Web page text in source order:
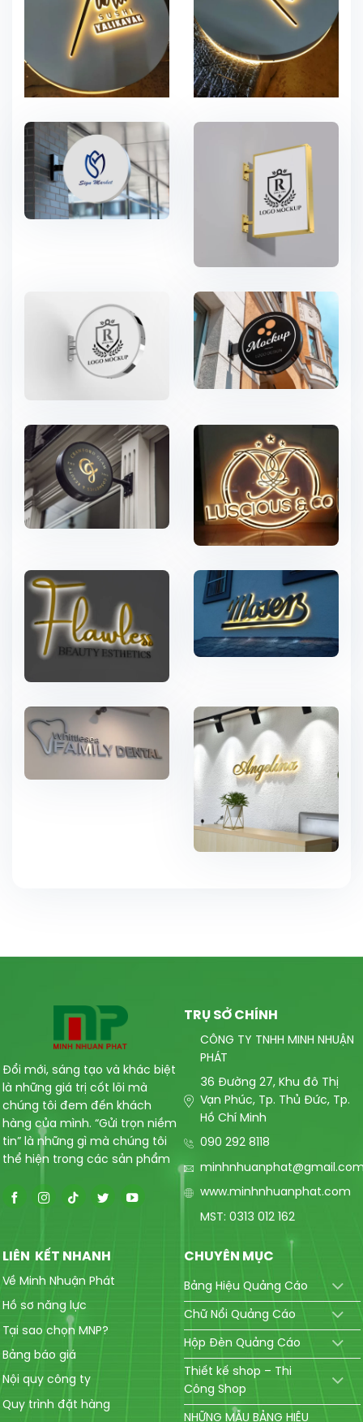
Đổi mới, sáng tạo và khác biệt
là những giá trị cốt lõi mà
chúng tôi đem đến khách
hàng của mình. “Gửi trọn niềm
tin” là những gì mà chúng tôi
thể hiện trong các sản phẩm
TRỤ SỞ CHÍNH
CÔNG TY TNHH MINH NHUẬN
PHÁT
36 Đường 27, Khu đô Thị
Vạn Phúc, Tp. Thủ Đức, Tp.
Hồ Chí Minh
090 292 8118
www.minhnhuanphat.com
MST: 0313 012 162
LIÊN KẾT NHANH
Về Minh Nhuận Phát
Hồ sơ năng lực
Tại sao chọn MNP?
Bảng báo giá
Nội quy công ty
Quy trình đặt hàng
CHUYÊN MỤC
Bảng Hiệu Quảng Cáo
Chữ Nổi Quảng Cáo
Hộp Đèn Quảng Cáo
Thiết kế shop – Thi
Công Shop
NHỮNG MẪU BẢNG HIỆU